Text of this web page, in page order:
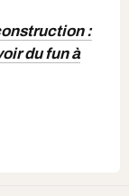
:
du fun à